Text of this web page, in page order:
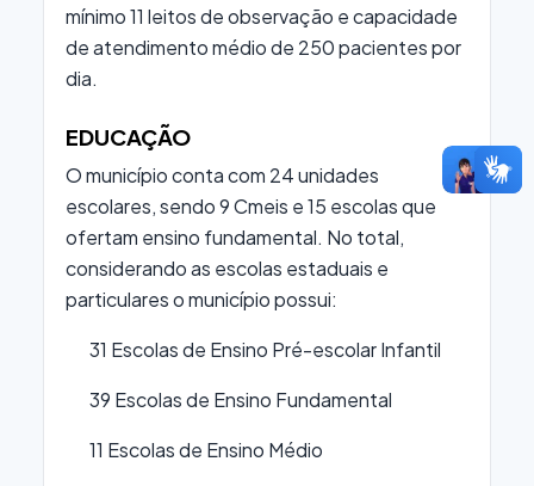
mínimo 11 leitos de observação e capacidade
de atendimento médio de 250 pacientes por
dia.
EDUCAÇÃO
O município conta com 24 unidades
escolares, sendo 9 Cmeis e 15 escolas que
ofertam ensino fundamental. No total,
considerando as escolas estaduais e
particulares o município possui:
31 Escolas de Ensino Pré-escolar Infantil
39 Escolas de Ensino Fundamental
11 Escolas de Ensino Médio